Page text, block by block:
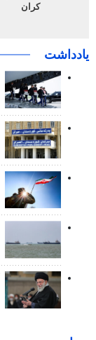
کران
یادداشت